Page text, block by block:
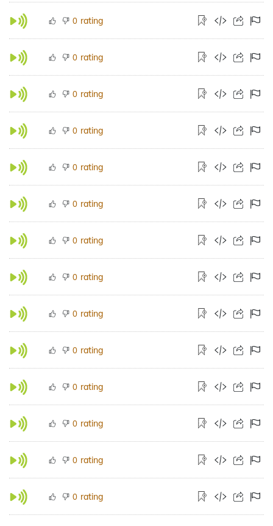
0 rating
0 rating
0 rating
0 rating
0 rating
0 rating
0 rating
0 rating
0 rating
0 rating
0 rating
0 rating
0 rating
0 rating